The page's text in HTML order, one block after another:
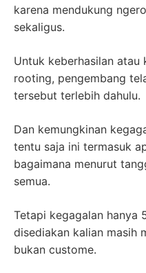
karena mendukung
sekaligus.
Untuk keberhasilan atau
rooting, pengembang
tersebut terlebih dahulu.
Dan kemungkinan
tentu saja ini termasuk
bagaimana menurut
semua.
Tetapi kegagalan hanya
disediakan kalian masih
bukan custome.